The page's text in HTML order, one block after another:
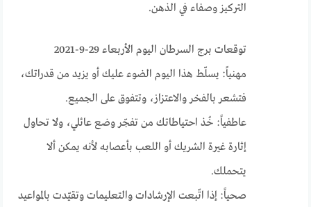
التركيز وصفاء في الذهن.
توقعات برج السرطان اليوم الأربعاء 29-9-2021
مهنياً: يسلّط هذا اليوم الضوء عليك أو يزيد من قدراتك،
فتشعر بالفخر والاعتزاز، وتتفوق على الجميع.
عاطفياً: خُذ احتياطاتك من تفجّر وضع عائلي، ولا تحاول
إثارة غيرة الشريك أو اللعب بأعصابه لأنه يمكن ألا
يتحملك.
صحياً: إذا اتّبعت الإرشادات والتعليمات وتقيّدت بالمواعيد